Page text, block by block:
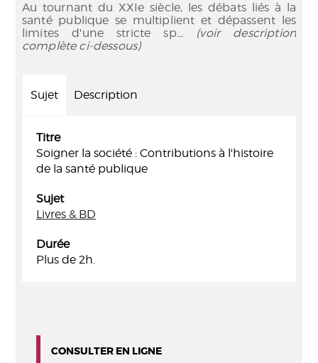
Au tournant du XXIe siècle, les débats liés à la
santé publique se multiplient et dépassent les
limites d'une stricte sp... (voir description
complète ci-dessous)
Sujet Description
Titre
Soigner la société : Contributions à l'histoire
de la santé publique
Sujet
Livres & BD
Durée
Plus de 2h.
CONSULTER EN LIGNE